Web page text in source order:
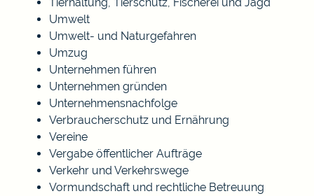
Umwelt
Umwelt- und Naturgefahren
Umzug
Unternehmen führen
Unternehmen gründen
Unternehmensnachfolge
Verbraucherschutz und Ernährung
Vereine
Vergabe öffentlicher Aufträge
Verkehr und Verkehrswege
Vormundschaft und rechtliche Betreuung